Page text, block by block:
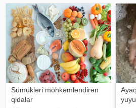
sonra duş qəbul etmək, hovuz
kənarınd
Sümükləri möhkəmləndirən
qidalar